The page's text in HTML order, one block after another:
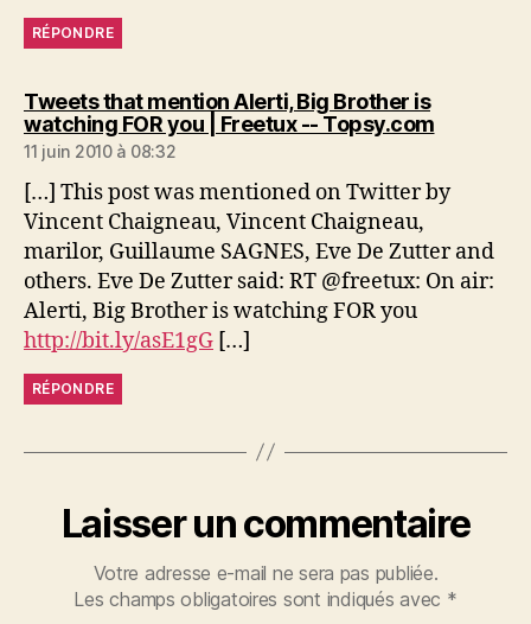
RÉPONDRE
Tweets that mention Alerti, Big Brother is
watching FOR you | Freetux -- Topsy.comdit :
11 juin 2010 à 08:32
[…] This post was mentioned on Twitter by
Vincent Chaigneau, Vincent Chaigneau,
marilor, Guillaume SAGNES, Eve De Zutter and
others. Eve De Zutter said: RT @freetux: On air:
Alerti, Big Brother is watching FOR you
http://bit.ly/asE1gG […]
RÉPONDRE
Laisser un commentaire
Votre adresse e-mail ne sera pas publiée.
Les champs obligatoires sont indiqués avec *